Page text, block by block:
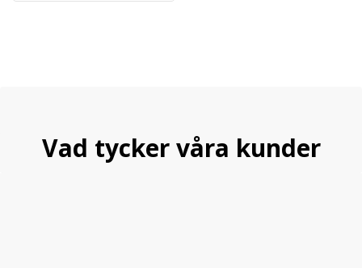
Vad tycker våra kunder